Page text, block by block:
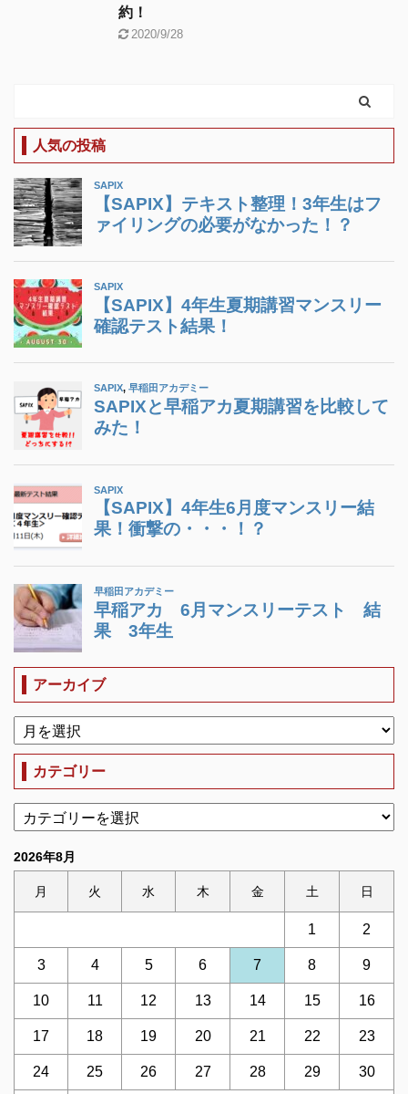
約！
2020/9/28
人気の投稿
アーカイブ
カテゴリー
2026年8月
月 火 水 木 金 土 日
1 2
3 4 5 6 7 8 9
10 11 12 13 14 15 16
17 18 19 20 21 22 23
24 25 26 27 28 29 30